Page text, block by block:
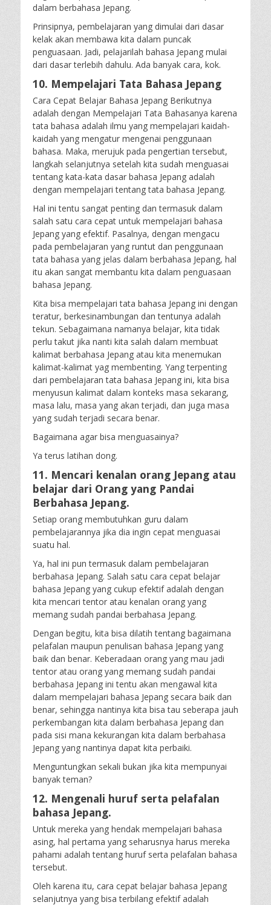
dalam berbahasa Jepang.
Prinsipnya, pembelajaran yang dimulai dari dasar
kelak akan membawa kita dalam puncak
penguasaan. Jadi, pelajarilah bahasa Jepang mulai
dari dasar terlebih dahulu. Ada banyak cara, kok.
10. Mempelajari Tata Bahasa Jepang
Cara Cepat Belajar Bahasa Jepang Berikutnya
adalah dengan Mempelajari Tata Bahasanya karena
tata bahasa adalah ilmu yang mempelajari kaidah-
kaidah yang mengatur mengenai penggunaan
bahasa. Maka, merujuk pada pengertian tersebut,
langkah selanjutnya setelah kita sudah menguasai
tentang kata-kata dasar bahasa Jepang adalah
dengan mempelajari tentang tata bahasa Jepang.
Hal ini tentu sangat penting dan termasuk dalam
salah satu cara cepat untuk mempelajari bahasa
Jepang yang efektif. Pasalnya, dengan mengacu
pada pembelajaran yang runtut dan penggunaan
tata bahasa yang jelas dalam berbahasa Jepang, hal
itu akan sangat membantu kita dalam penguasaan
bahasa Jepang.
Kita bisa mempelajari tata bahasa Jepang ini dengan
teratur, berkesinambungan dan tentunya adalah
tekun. Sebagaimana namanya belajar, kita tidak
perlu takut jika nanti kita salah dalam membuat
kalimat berbahasa Jepang atau kita menemukan
kalimat-kalimat yag membenting. Yang terpenting
dari pembelajaran tata bahasa Jepang ini, kita bisa
menyusun kalimat dalam konteks masa sekarang,
masa lalu, masa yang akan terjadi, dan juga masa
yang sudah terjadi secara benar.
Bagaimana agar bisa menguasainya?
Ya terus latihan dong.
11. Mencari kenalan orang Jepang atau
belajar dari Orang yang Pandai
Berbahasa Jepang.
Setiap orang membutuhkan guru dalam
pembelajarannya jika dia ingin cepat menguasai
suatu hal.
Ya, hal ini pun termasuk dalam pembelajaran
berbahasa Jepang. Salah satu cara cepat belajar
bahasa Jepang yang cukup efektif adalah dengan
kita mencari tentor atau kenalan orang yang
memang sudah pandai berbahasa Jepang.
Dengan begitu, kita bisa dilatih tentang bagaimana
pelafalan maupun penulisan bahasa Jepang yang
baik dan benar. Keberadaan orang yang mau jadi
tentor atau orang yang memang sudah pandai
berbahasa Jepang ini tentu akan mengawal kita
dalam mempelajari bahasa Jepang secara baik dan
benar, sehingga nantinya kita bisa tau seberapa jauh
perkembangan kita dalam berbahasa Jepang dan
pada sisi mana kekurangan kita dalam berbahasa
Jepang yang nantinya dapat kita perbaiki.
Menguntungkan sekali bukan jika kita mempunyai
banyak teman?
12. Mengenali huruf serta pelafalan
bahasa Jepang.
Untuk mereka yang hendak mempelajari bahasa
asing, hal pertama yang seharusnya harus mereka
pahami adalah tentang huruf serta pelafalan bahasa
tersebut.
Oleh karena itu, cara cepat belajar bahasa Jepang
selanjutnya yang bisa terbilang efektif adalah